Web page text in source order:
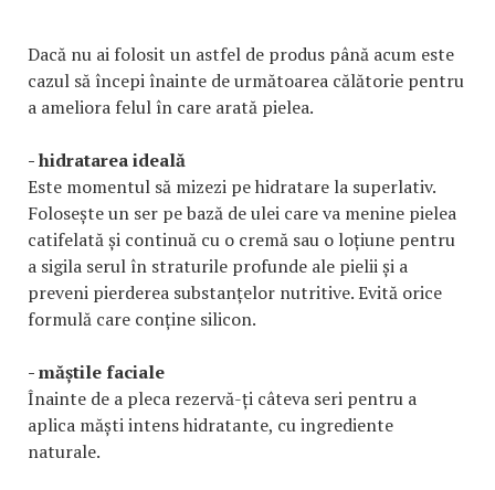
Dacă nu ai folosit un astfel de produs până acum este
cazul să începi înainte de următoarea călătorie pentru
a ameliora felul în care arată pielea.
- hidratarea ideală
Este momentul să mizezi pe hidratare la superlativ.
Folosește un ser pe bază de ulei care va menine pielea
catifelată și continuă cu o cremă sau o loțiune pentru
a sigila serul în straturile profunde ale pielii și a
preveni pierderea substanțelor nutritive. Evită orice
formulă care conține silicon.
- măștile faciale
Înainte de a pleca rezervă-ți câteva seri pentru a
aplica măști intens hidratante, cu ingrediente
naturale.